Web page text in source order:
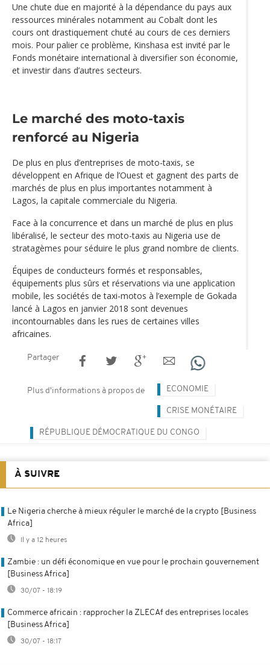
Une chute due en majorité à la dépendance du pays aux
ressources minérales notamment au Cobalt dont les
cours ont drastiquement chuté au cours de ces derniers
mois. Pour palier ce problème, Kinshasa est invité par le
Fonds monétaire international à diversifier son économie,
et investir dans d’autres secteurs.
Le marché des moto-taxis
renforcé au Nigeria
De plus en plus d’entreprises de moto-taxis, se
développent en Afrique de l’Ouest et gagnent des parts de
marchés de plus en plus importantes notamment à
Lagos, la capitale commerciale du Nigeria.
Face à la concurrence et dans un marché de plus en plus
libéralisé, le secteur des moto-taxis au Nigeria use de
stratagèmes pour séduire le plus grand nombre de clients.
Équipes de conducteurs formés et responsables,
équipements plus sûrs et réservations via une application
mobile, les sociétés de taxi-motos à l’exemple de Gokada
lancé à Lagos en janvier 2018 sont devenues
incontournables dans les rues de certaines villes
africaines.
Partager
Plus d'informations à propos de ECONOMIE
CRISE MONÉTAIRE
RÉPUBLIQUE DÉMOCRATIQUE DU CONGO
À SUIVRE
Le Nigeria cherche à mieux réguler le marché de la crypto [Business
Africa]
Il y a 12 heures
Zambie : un défi économique en vue pour le prochain gouvernement
[Business Africa]
30/07 - 18:19
Commerce africain : rapprocher la ZLECAf des entreprises locales
[Business Africa]
30/07 - 18:17